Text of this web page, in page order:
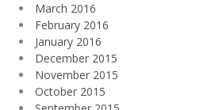
March 2016
February 2016
January 2016
December 2015
November 2015
October 2015